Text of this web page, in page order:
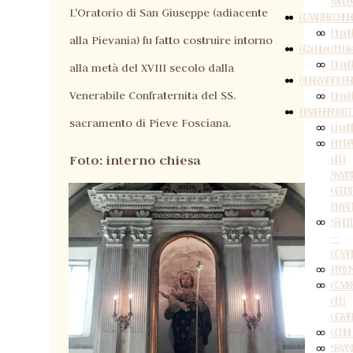
di
-
di
di
-
di
L'Oratorio di San Giuseppe (adiacente
alla Pievania) fu fatto costruire intorno
alla metà del XVIII secolo dalla
Venerabile Confraternita del SS.
sacramento di Pieve Fosciana.
Foto: interno chiesa